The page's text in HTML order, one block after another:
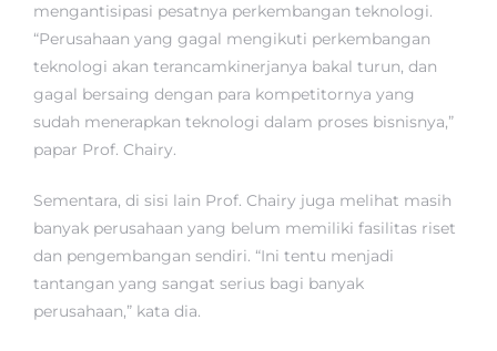
mengantisipasi pesatnya perkembangan teknologi.
“Perusahaan yang gagal mengikuti perkembangan
teknologi akan terancamkinerjanya bakal turun, dan
gagal bersaing dengan para kompetitornya yang
sudah menerapkan teknologi dalam proses bisnisnya,”
papar Prof. Chairy.
Sementara, di sisi lain Prof. Chairy juga melihat masih
banyak perusahaan yang belum memiliki fasilitas riset
dan pengembangan sendiri. “Ini tentu menjadi
tantangan yang sangat serius bagi banyak
perusahaan,” kata dia.